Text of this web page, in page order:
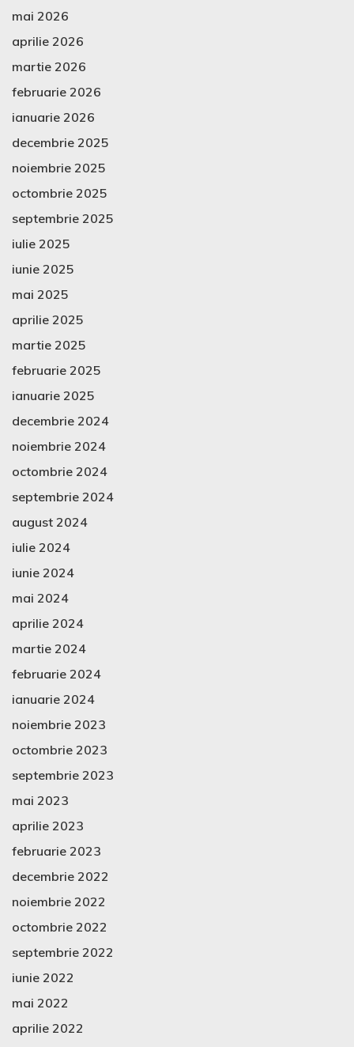
mai 2026
aprilie 2026
martie 2026
februarie 2026
ianuarie 2026
decembrie 2025
noiembrie 2025
octombrie 2025
septembrie 2025
iulie 2025
iunie 2025
mai 2025
aprilie 2025
martie 2025
februarie 2025
ianuarie 2025
decembrie 2024
noiembrie 2024
octombrie 2024
septembrie 2024
august 2024
iulie 2024
iunie 2024
mai 2024
aprilie 2024
martie 2024
februarie 2024
ianuarie 2024
noiembrie 2023
octombrie 2023
septembrie 2023
mai 2023
aprilie 2023
februarie 2023
decembrie 2022
noiembrie 2022
octombrie 2022
septembrie 2022
iunie 2022
mai 2022
aprilie 2022